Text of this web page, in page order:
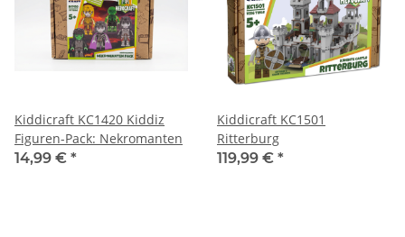
Kiddicraft KC1420 Kiddiz
Figuren-Pack: Nekromanten
14,99 € *
Kiddicraft KC1501
Ritterburg
119,99 € *